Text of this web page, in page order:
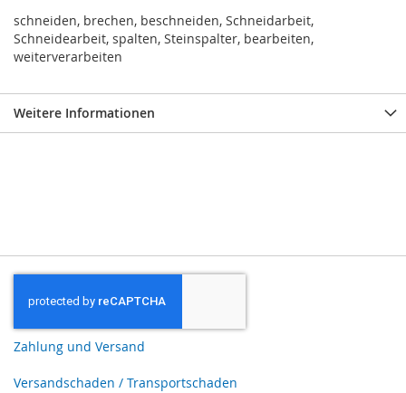
schneiden, brechen, beschneiden, Schneidarbeit,
Schneidearbeit, spalten, Steinspalter, bearbeiten,
weiterverarbeiten
Weitere Informationen
Zahlung und Versand
Versandschaden / Transportschaden